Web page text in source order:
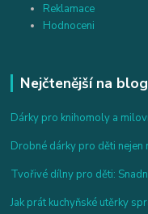
Reklamace
Hodnoceni
Nejčtenější na
Dárky pro knihomoly a
Drobné dárky pro děti nejen
Tvořivé dílny pro děti:
Jak prát kuchyňské utěrky